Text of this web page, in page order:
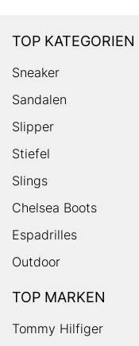
TOP KATEGORIEN
Sneaker
Sandalen
Slipper
Stiefel
Slings
Chelsea Boots
Espadrilles
Outdoor
TOP MARKEN
Tommy Hilfiger